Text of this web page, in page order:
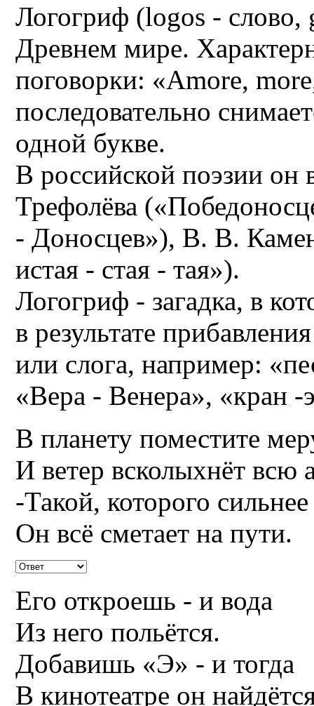
Логогриф (logos - слово,
Древнем мире.
поговорки: «Amore,
последовательно
одной букве.
В российской поэзии он
Трефолёва
- Доносцев»), В. В.
истая - стая - тая»).
Логогриф - загадка, в
в результате
или слога, например:
«Вера - Венера», «кран -
В планету поместите
И ветер всколыхнёт всю
-Такой, которого
Он всё сметает на пути.
Его откроешь - и вода
Из него польётся.
Добавишь «Э» - и тогда
В кинотеатре он